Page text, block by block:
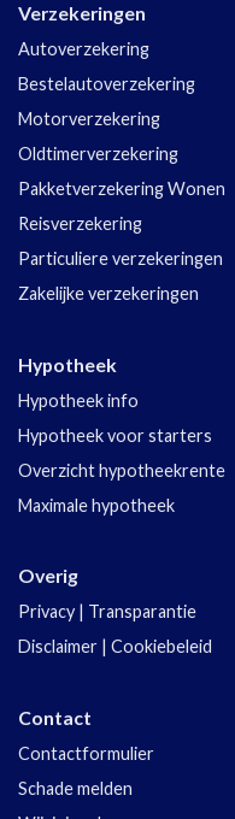
Verzekeringen
Autoverzekering
Bestelautoverzekering
Motorverzekering
Oldtimerverzekering
Pakketverzekering Wonen
Reisverzekering
Particuliere verzekeringen
Zakelijke verzekeringen
Hypotheek
Hypotheek info
Hypotheek voor starters
Overzicht hypotheekrente
Maximale hypotheek
Overig
Privacy | Transparantie
Disclaimer | Cookiebeleid
Contact
Contactformulier
Schade melden